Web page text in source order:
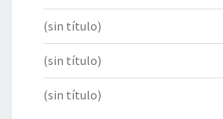
(sin título)
(sin título)
(sin título)